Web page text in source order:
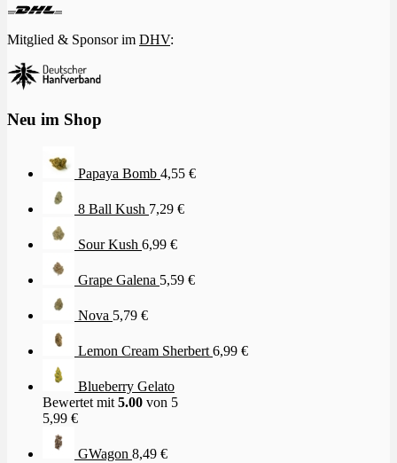
Mitglied & Sponsor im DHV:
Neu im Shop
Papaya Bomb 4,55 €
8 Ball Kush 7,29 €
Sour Kush 6,99 €
Grape Galena 5,59 €
Nova 5,79 €
Lemon Cream Sherbert 6,99 €
Blueberry Gelato
Bewertet mit 5.00 von 5
5,99 €
GWagon 8,49 €